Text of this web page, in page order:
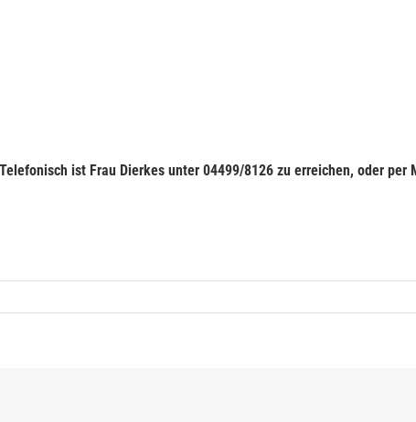
ist Frau Dierkes unter 04499/8126 zu erreichen, oder per